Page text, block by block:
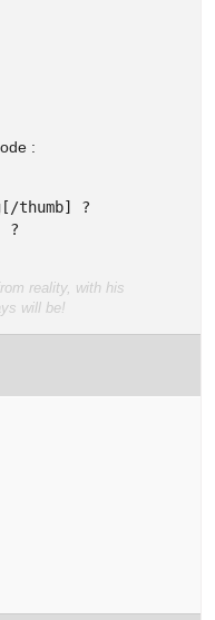
:
thumb] ?
?
reality, with his
will be!